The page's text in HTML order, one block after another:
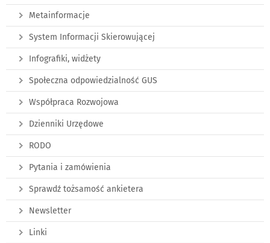
Metainformacje
System Informacji Skierowującej
Infografiki, widżety
Społeczna odpowiedzialność GUS
Współpraca Rozwojowa
Dzienniki Urzędowe
RODO
Pytania i zamówienia
Sprawdź tożsamość ankietera
Newsletter
Linki